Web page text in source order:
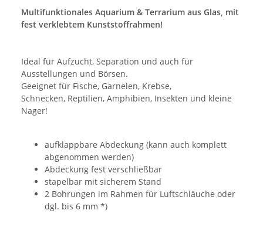
Multifunktionales Aquarium & Terrarium aus Glas, mit
fest verklebtem Kunststoffrahmen!
Ideal für Aufzucht, Separation und auch für
Ausstellungen und Börsen.
Geeignet für Fische, Garnelen, Krebse,
Schnecken, Reptilien, Amphibien, Insekten und kleine
Nager!
aufklappbare Abdeckung (kann auch komplett
abgenommen werden)
Abdeckung fest verschließbar
stapelbar mit sicherem Stand
2 Bohrungen im Rahmen für Luftschläuche oder
dgl. bis 6 mm *)